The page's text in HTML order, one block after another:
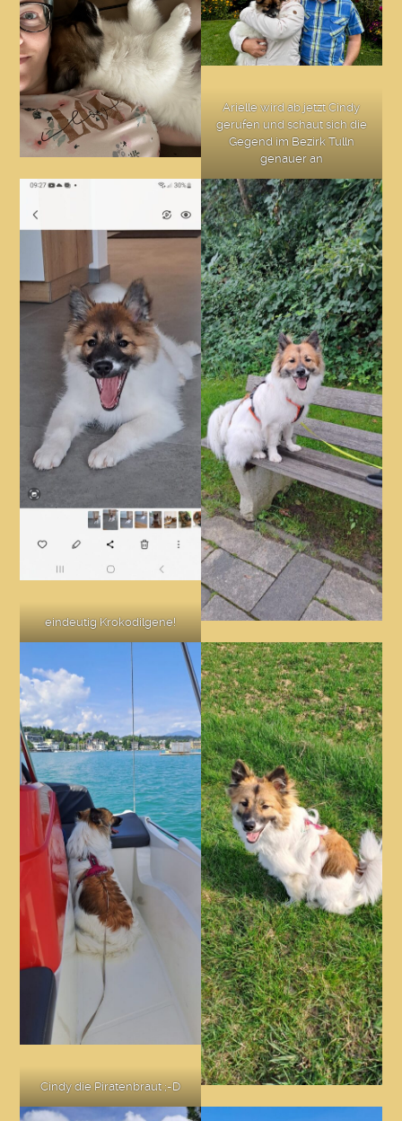
Arielle wird ab jetzt Cindy
gerufen und schaut sich die
Gegend im Bezirk Tulln
genauer an
eindeutig Krokodilgene!
Cindy die Piratenbraut ;-D